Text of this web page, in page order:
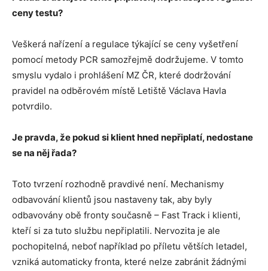
ceny testu?
Veškerá nařízení a regulace týkající se ceny vyšetření
pomocí metody PCR samozřejmě dodržujeme. V tomto
smyslu vydalo i prohlášení MZ ČR, které dodržování
pravidel na odběrovém místě Letiště Václava Havla
potvrdilo.
Je pravda, že pokud si klient hned nepřiplatí, nedostane
se na něj řada?
Toto tvrzení rozhodně pravdivé není. Mechanismy
odbavování klientů jsou nastaveny tak, aby byly
odbavovány obě fronty současně – Fast Track i klienti,
kteří si za tuto službu nepřiplatili. Nervozita je ale
pochopitelná, neboť například po příletu větších letadel,
vzniká automaticky fronta, které nelze zabránit žádnými